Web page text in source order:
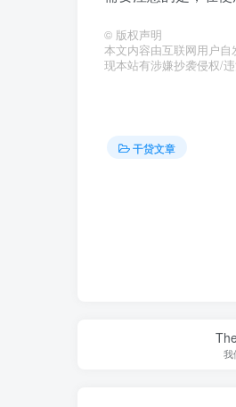
© 版权声明
本文内容由互联网用户
现本站有涉嫌抄袭侵权/
干贷文章
我